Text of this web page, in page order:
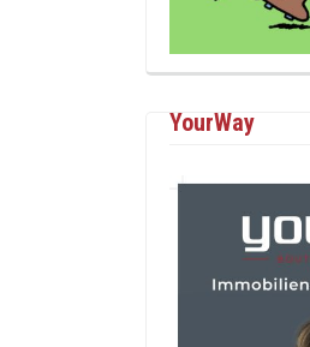
YourWay